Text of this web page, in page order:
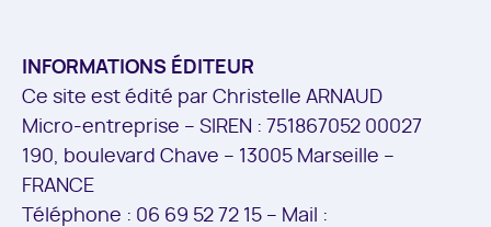
INFORMATIONS ÉDITEUR
Ce site est édité par Christelle ARNAUD
Micro-entreprise – SIREN : 751867052 00027
190, boulevard Chave – 13005 Marseille –
FRANCE
Téléphone : 06 69 52 72 15 – Mail :